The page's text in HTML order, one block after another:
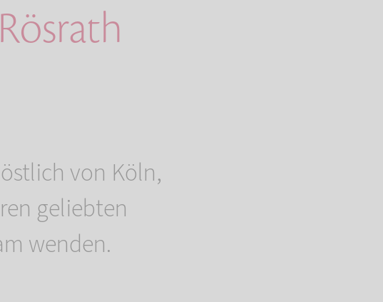
von Köln,
geliebten
wenden.